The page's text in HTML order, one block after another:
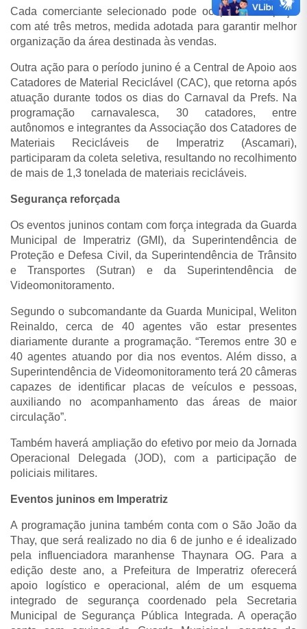
Cada comerciante selecionado pode ocupar um espaço
com até três metros, medida adotada para garantir melhor
organização da área destinada às vendas.
Outra ação para o período junino é a Central de Apoio aos
Catadores de Material Reciclável (CAC), que retorna após
atuação durante todos os dias do Carnaval da Prefs. Na
programação carnavalesca, 30 catadores, entre
autônomos e integrantes da Associação dos Catadores de
Materiais Recicláveis de Imperatriz (Ascamari),
participaram da coleta seletiva, resultando no recolhimento
de mais de 1,3 tonelada de materiais recicláveis.
Segurança reforçada
Os eventos juninos contam com força integrada da Guarda
Municipal de Imperatriz (GMI), da Superintendência de
Proteção e Defesa Civil, da Superintendência de Trânsito
e Transportes (Sutran) e da Superintendência de
Videomonitoramento.
Segundo o subcomandante da Guarda Municipal, Weliton
Reinaldo, cerca de 40 agentes vão estar presentes
diariamente durante a programação.“Teremos entre 30 e
40 agentes atuando por dia nos eventos. Além disso, a
Superintendência de Videomonitoramento terá 20 câmeras
capazes de identificar placas de veículos e pessoas,
auxiliando no acompanhamento das áreas de maior
circulação”.
Também haverá ampliação do efetivo por meio da Jornada
Operacional Delegada (JOD), com a participação de
policiais militares.
Eventos juninos em Imperatriz
A programação junina também conta com o São João da
Thay, que será realizado no dia 6 de junho e é idealizado
pela influenciadora maranhense Thaynara OG. Para a
edição deste ano, a Prefeitura de Imperatriz oferecerá
apoio logístico e operacional, além de um esquema
integrado de segurança coordenado pela Secretaria
Municipal de Segurança Pública Integrada. A operação